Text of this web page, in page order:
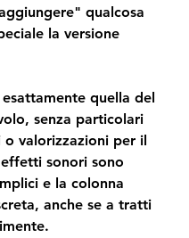
qualcosa
la versione
quella del
senza particolari
valorizzazioni per il
sonori sono
e la colonna
anche se a tratti